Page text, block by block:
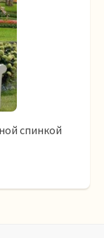
спинкой